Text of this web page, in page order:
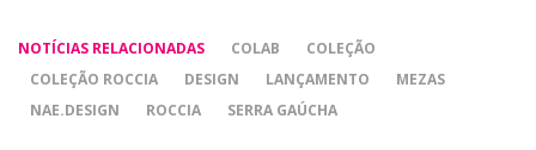
NOTÍCIAS RELACIONADAS COLAB
COLEÇÃO
COLEÇÃO ROCCIA
DESIGN LANÇAMENTO
MEZAS
NAE.DESIGN
ROCCIA SERRA GAÚCHA